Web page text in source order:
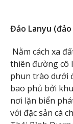
Đảo Lanyu
Nằm cách xa
thiên đường cô
phun trào dưới
bao phủ bởi
nơi lặn biển
với đặc sản cá